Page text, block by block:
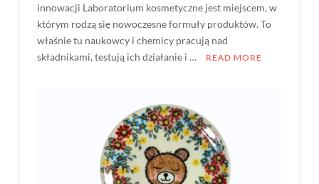
innowacji Laboratorium kosmetyczne jest miejscem, w
którym rodzą się nowoczesne formuły produktów. To
właśnie tu naukowcy i chemicy pracują nad
składnikami, testują ich działanie i …
READ MORE